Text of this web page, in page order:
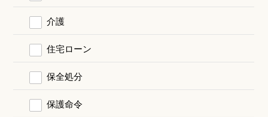
介護
住宅ローン
保全処分
保護命令